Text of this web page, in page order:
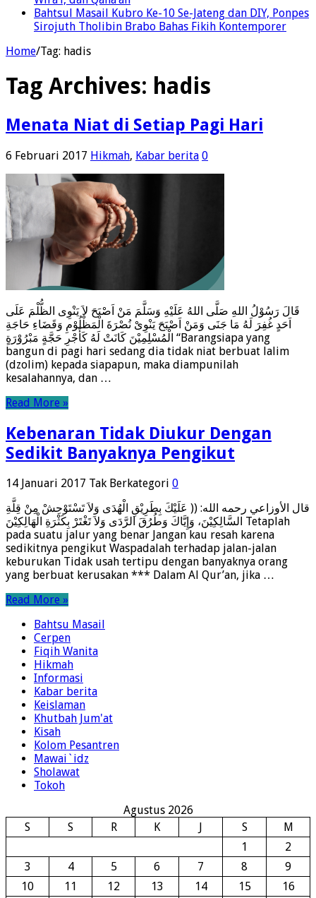
Bahtsul Masail Kubro Ke-10 Se-Jateng dan DIY, Ponpes
Sirojuth Tholibin Brabo Bahas Fikih Kontemporer
Home/Tag: hadis
Tag Archives: hadis
Menata Niat di Setiap Pagi Hari
6 Februari 2017 Hikmah, Kabar berita 0
قَالَ رَسُوْلُ اللهِ صَلَّى اللهُ عَلَيْهِ وَسَلَّمَ مَنْ اَصْبَحَ لاَ يَنْوِى الظُّلْمَ عَلَى
اَحَدٍ غُفِرَ لَهُ مَا جَنَى وَمَنْ اَصْبَحَ يَنْوِىْ نُصْرَةَ الْمَظْلُوْمِ وَقَضَاءِ حَاجَةِ
الْمُسْلِمِيْنَ كَانَتْ لَهُ كَأَجْرِ حَجَّةٍ مَبْرُوْرَةٍ “Barangsiapa yang
bangun di pagi hari sedang dia tidak niat berbuat lalim
(dzolim) kepada siapapun, maka diampunilah
kesalahannya, dan …
Read More »
Kebenaran Tidak Diukur Dengan
Sedikit Banyaknya Pengikut
14 Januari 2017 Tak Berkategori 0
قال الأوزاعي رحمه الله: (( عَلَيْكَ بِطَرِيْقِ الْهُدَى وَلاَ تَسْتَوْحِشْ مِنْ قِلَّةِ
السَّالِكِيْنَ، وَإِيَّاكَ وَطُرُقَ الرَّدَى وَلاَ تَغْتَرْ بِكَثْرَةِ الْهَالِكِيْنَ Tetaplah
pada suatu jalur yang benar Jangan kau resah karena
sedikitnya pengikut Waspadalah terhadap jalan-jalan
keburukan Tidak usah tertipu dengan banyaknya orang
yang berbuat kerusakan *** Dalam Al Qur’an, jika …
Read More »
Bahtsu Masail
Cerpen
Fiqih Wanita
Hikmah
Informasi
Kabar berita
Keislaman
Khutbah Jum'at
Kisah
Kolom Pesantren
Mawai`idz
Sholawat
Tokoh
Agustus 2026
S
S R K S
M
1
2
3
4 5 6 7 8
9
10
11 12 13 14 15
16